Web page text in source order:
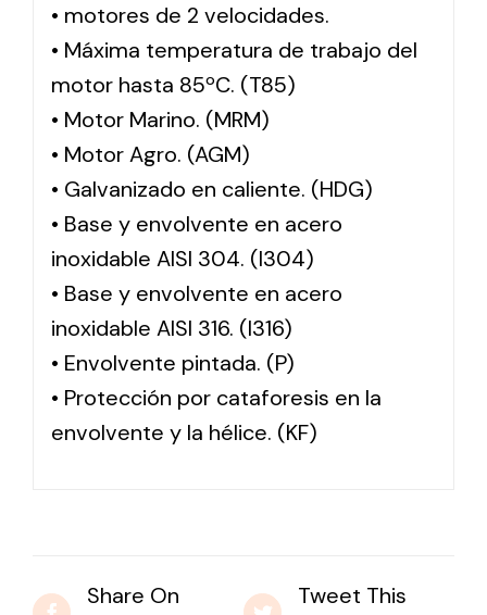
• motores de 2 velocidades.
• Máxima temperatura de trabajo del
motor hasta 85ºC. (T85)
• Motor Marino. (MRM)
• Motor Agro. (AGM)
• Galvanizado en caliente. (HDG)
• Base y envolvente en acero
inoxidable AISI 304. (I304)
• Base y envolvente en acero
inoxidable AISI 316. (I316)
• Envolvente pintada. (P)
• Protección por cataforesis en la
envolvente y la hélice. (KF)
Share On Tweet This